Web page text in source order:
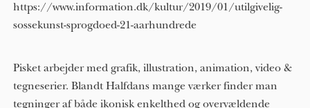
https://www.information.dk/kultur/2019/01/utilgivelig-
sossekunst-sprogdoed-21-aarhundrede
Pisket arbejder med grafik, illustration, animation, video &
tegneserier. Blandt Halfdans mange værker finder man
tegninger af både ikonisk enkelthed og overvældende